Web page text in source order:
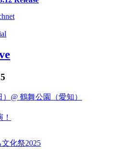
@ 鶴舞公園（愛知）
化祭2025